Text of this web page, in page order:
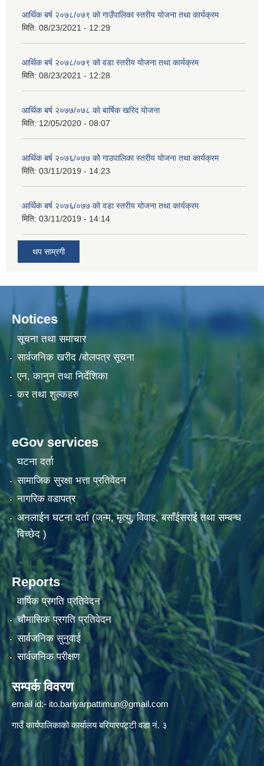
आर्थिक बर्ष २०७८/०७९ को गाउँपालिका स्तरीय योजना तथा कार्यक्रम
मिति: 08/23/2021 - 12:29
आर्थिक बर्ष २०७८/०७९ को वडा स्तरीय योजना तथा कार्यक्रम
मिति: 08/23/2021 - 12:28
आर्थिक बर्ष २०७७/०७८ को बार्षिक खरिद योजना
मिति: 12/05/2020 - 08:07
आर्थिक बर्ष २०७६/०७७ को गाउपालिका स्तरीय योजना तथा कार्यक्रम
मिति: 03/11/2019 - 14:23
आर्थिक बर्ष २०७६/०७७ को वडा स्तरीय योजना तथा कार्यक्रम
मिति: 03/11/2019 - 14:14
थप साम्रगी
Notices
सूचना तथा समाचार
सार्वजनिक खरीद /बोलपत्र सूचना
एन, कानुन तथा निर्देशिका
कर तथा शुल्कहरु
eGov services
घटना दर्ता
सामाजिक सुरक्षा भत्ता प्रतिवेदन
नागरिक वडापत्र
अनलाईन घटना दर्ता (जन्म, मृत्यु, विवाह, बसाँईसराई तथा सम्बन्ध
विच्छेद )
Reports
वार्षिक प्रगति प्रतिवेदन
चौमासिक प्रगति प्रतिवेदन
सार्वजनिक सुनुवाई
सार्वजनिक परीक्षण
सम्पर्क विवरण
email id:- ito.bariyarpattimun@gmail.com
गाउँ कार्यपालिकाको कार्यालय बरियारपट्टी वडा नं. ३